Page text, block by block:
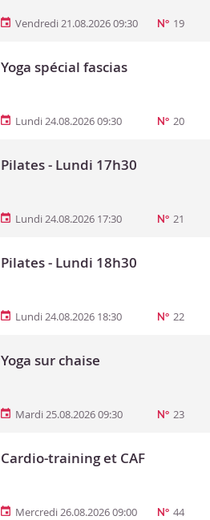
Vendredi 21.08.2026 09:30 N° 19
Yoga spécial fascias
Lundi 24.08.2026 09:30 N° 20
Pilates - Lundi 17h30
Lundi 24.08.2026 17:30 N° 21
Pilates - Lundi 18h30
Lundi 24.08.2026 18:30 N° 22
Yoga sur chaise
Mardi 25.08.2026 09:30 N° 23
Cardio-training et CAF
Mercredi 26.08.2026 09:00 N° 44